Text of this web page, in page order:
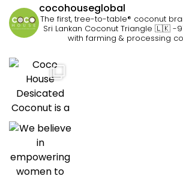
cocohouseglobal
The first, tree-to-table® coconut
Sri Lankan Coconut Triangle 🇱🇰 -
with farming & processing